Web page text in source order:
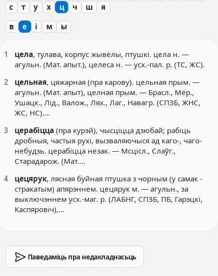
с
т у х ц ч ш я
в е і м ы
1 цела, тулава, корпус жывёлы, птушкі. цела н. —
агульн. (Мат. апыт.), целеса н. — усх.-пал. р. (ТС, ЖС).
2
цельная, цяжарная (пра карову). цельная прым. —
агульн. (Мат. апыт), целная прым. — Брасл., Мёр.,
Ушацк., Лід., Валож., Лях., Лаг., Навагр. (СПЗБ, ЖНС,
ЖС, НС).…
3
церабіцца (пра курэй), чысціцца дзюбай; рабіць
дробныя, частыя рухі, вызваляючыся ад каго-, чаго-
небудзь. церабіцца незак. — Мсцісл., Слаўг.,
Старадарож. (Мат.…
4
цецярук, лясная буйная птушка з чорным (у самак -
стракатым) апярэннем. цецярук м. — агульн., за
выключэннем усх.-маг. р. (ЛАБНГ, СПЗБ, ПБ, Гарэцкі,
Каспяровіч),…
Паведаміць пра недакладнасьць